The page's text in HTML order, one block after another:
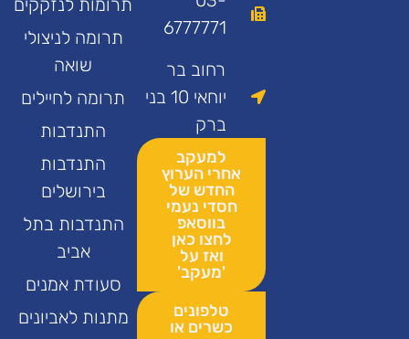
6777771
רחוב בר
יוחאי 10 בני
ברק
למעקב
אחרי הערוץ
החדש של
חסדי נעמי
בווסאפ
לחצו כאן
ואז על
'מעקב'
טלפונים
כשרים או
תרומה לניצולי
שואה
תרומה לחיילים
התנדבות
התנדבות
בירושלים
התנדבות בתל
אביב
סעודת אמנים
מתנות לאביונים